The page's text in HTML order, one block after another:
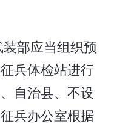
部应当组织预
兵体检站进行
自治县、不设
兵办公室根据